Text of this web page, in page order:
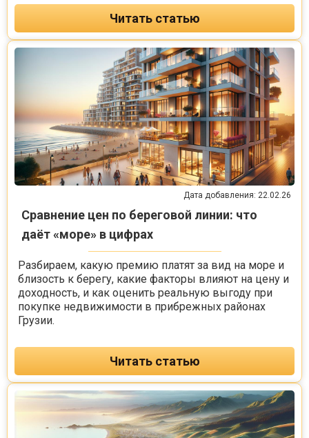
Читать статью
Дата добавления: 22.02.26
Сравнение цен по береговой линии: что
даёт «море» в цифрах
Разбираем, какую премию платят за вид на море и
близость к берегу, какие факторы влияют на цену и
доходность, и как оценить реальную выгоду при
покупке недвижимости в прибрежных районах
Грузии.
Читать статью